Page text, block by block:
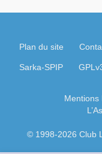
Plan du site
Sarka-SPIP
Mentions
© 1998-2026 Club